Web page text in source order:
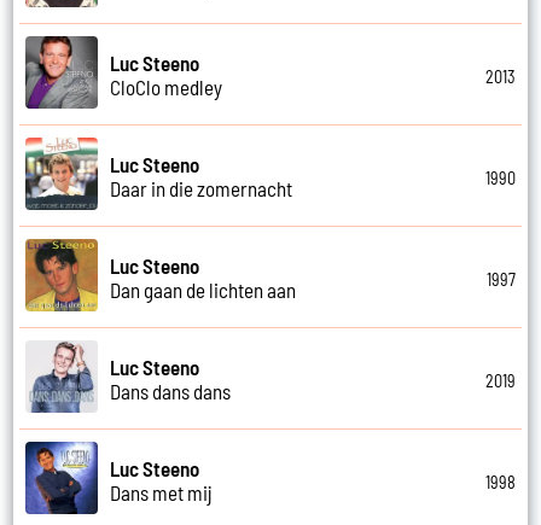
Luc Steeno
CloClo medley
2013
Luc Steeno
Daar in die zomernacht
1990
Luc Steeno
Dan gaan de lichten aan
1997
Luc Steeno
Dans dans dans
2019
Luc Steeno
Dans met mij
1998